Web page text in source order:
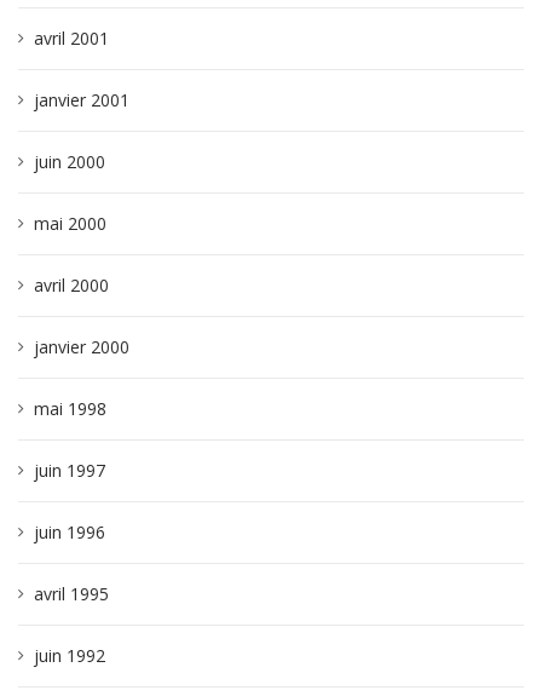
avril 2001
janvier 2001
juin 2000
mai 2000
avril 2000
janvier 2000
mai 1998
juin 1997
juin 1996
avril 1995
juin 1992